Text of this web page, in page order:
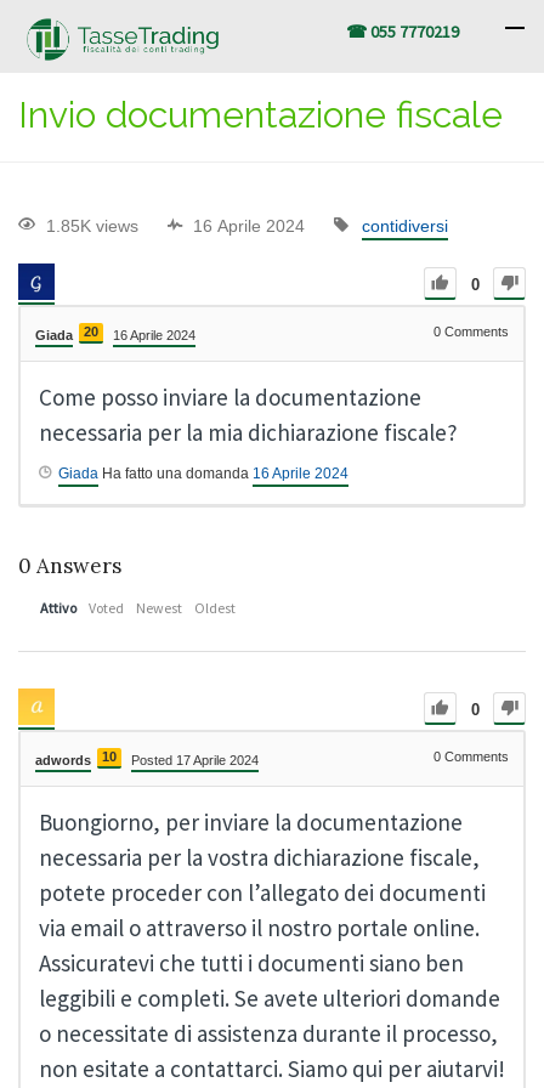
☎ 055 7770219
Invio documentazione fiscale
1.85K views 16 Aprile 2024 contidiversi
0
Giada 20 16 Aprile 2024 0 Comments
Come posso inviare la documentazione
necessaria per la mia dichiarazione fiscale?
Giada Ha fatto una domanda 16 Aprile 2024
0 Answers
Attivo Voted Newest Oldest
0
adwords 10 Posted 17 Aprile 2024 0 Comments
Buongiorno, per inviare la documentazione
necessaria per la vostra dichiarazione fiscale,
potete proceder con l’allegato dei documenti
via email o attraverso il nostro portale online.
Assicuratevi che tutti i documenti siano ben
leggibili e completi. Se avete ulteriori domande
o necessitate di assistenza durante il processo,
non esitate a contattarci. Siamo qui per aiutarvi!